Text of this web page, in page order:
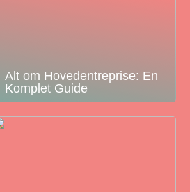
Alt om Hovedentreprise: En
Komplet Guide